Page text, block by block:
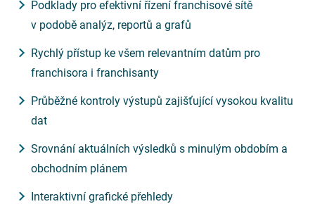
Podklady pro efektivní řízení franchisové sítě
v podobě analýz, reportů a grafů
Rychlý přístup ke všem relevantním datům pro
franchisora i franchisanty
Průběžné kontroly výstupů zajišťující vysokou kvalitu
dat
Srovnání aktuálních výsledků s minulým obdobím a
obchodním plánem
Interaktivní grafické přehledy